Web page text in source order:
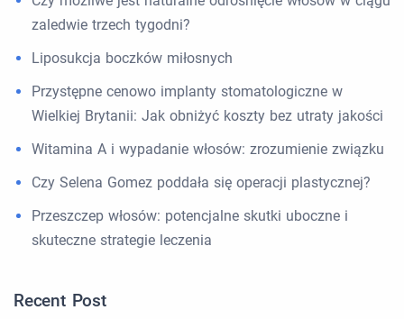
zaledwie trzech tygodni?
Liposukcja boczków miłosnych
Przystępne cenowo implanty stomatologiczne w
Wielkiej Brytanii: Jak obniżyć koszty bez utraty jakości
Witamina A i wypadanie włosów: zrozumienie związku
Czy Selena Gomez poddała się operacji plastycznej?
Przeszczep włosów: potencjalne skutki uboczne i
skuteczne strategie leczenia
Recent Post